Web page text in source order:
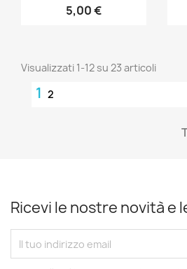
5,00 €
Visualizzati 1-12 su 23 articoli
1 2
Ricevi le nostre novità e